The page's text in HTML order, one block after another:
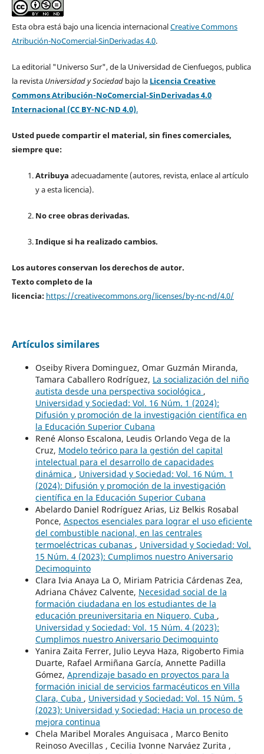
Esta obra está bajo una licencia internacionalCreative Commons
Atribución-NoComercial-SinDerivadas 4.0.
La editorial "Universo Sur", de la Universidad de Cienfuegos, publica
la revista Universidad y Sociedad bajo la Licencia Creative
Commons Atribución-NoComercial-SinDerivadas 4.0
Internacional (CC BY-NC-ND 4.0).
Usted puede compartir el material, sin fines comerciales,
siempre que:
Atribuya adecuadamente (autores, revista, enlace al artículo
y a esta licencia).
No cree obras derivadas.
Indique si ha realizado cambios.
Los autores conservan los derechos de autor.
Texto completo de la
licencia: https://creativecommons.org/licenses/by-nc-nd/4.0/
Artículos similares
Oseiby Rivera Dominguez, Omar Guzmán Miranda,
Tamara Caballero Rodríguez, La socialización del niño
autista desde una perspectiva sociológica ,
Universidad y Sociedad: Vol. 16 Núm. 1 (2024):
Difusión y promoción de la investigación científica en
la Educación Superior Cubana
René Alonso Escalona, Leudis Orlando Vega de la
Cruz, Modelo teórico para la gestión del capital
intelectual para el desarrollo de capacidades
dinámica , Universidad y Sociedad: Vol. 16 Núm. 1
(2024): Difusión y promoción de la investigación
científica en la Educación Superior Cubana
Abelardo Daniel Rodríguez Arias, Liz Belkis Rosabal
Ponce, Aspectos esenciales para lograr el uso eficiente
del combustible nacional, en las centrales
termoeléctricas cubanas , Universidad y Sociedad: Vol.
15 Núm. 4 (2023): Cumplimos nuestro Aniversario
Decimoquinto
Clara Ivia Anaya La O, Miriam Patricia Cárdenas Zea,
Adriana Chávez Calvente, Necesidad social de la
formación ciudadana en los estudiantes de la
educación preuniversitaria en Niquero, Cuba ,
Universidad y Sociedad: Vol. 15 Núm. 4 (2023):
Cumplimos nuestro Aniversario Decimoquinto
Yanira Zaita Ferrer, Julio Leyva Haza, Rigoberto Fimia
Duarte, Rafael Armiñana García, Annette Padilla
Gómez, Aprendizaje basado en proyectos para la
formación inicial de servicios farmacéuticos en Villa
Clara, Cuba , Universidad y Sociedad: Vol. 15 Núm. 5
(2023): Universidad y Sociedad: Hacia un proceso de
mejora continua
Chela Maribel Morales Anguisaca , Marco Benito
Reinoso Avecillas , Cecilia Ivonne Narváez Zurita ,